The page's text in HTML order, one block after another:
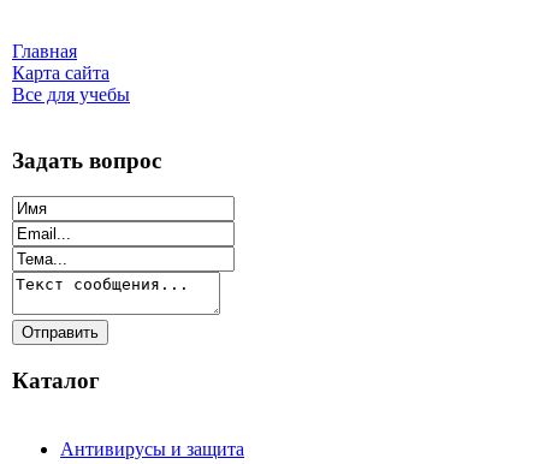
Главная
Карта сайта
Все для учебы
Задать вопрос
Каталог
Антивирусы и защита